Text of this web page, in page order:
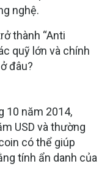
nghệ.
thành “Anti
quỹ lớn và chính
đâu?
10 năm 2014,
USD và thường
có thể giúp
tính ẩn danh của